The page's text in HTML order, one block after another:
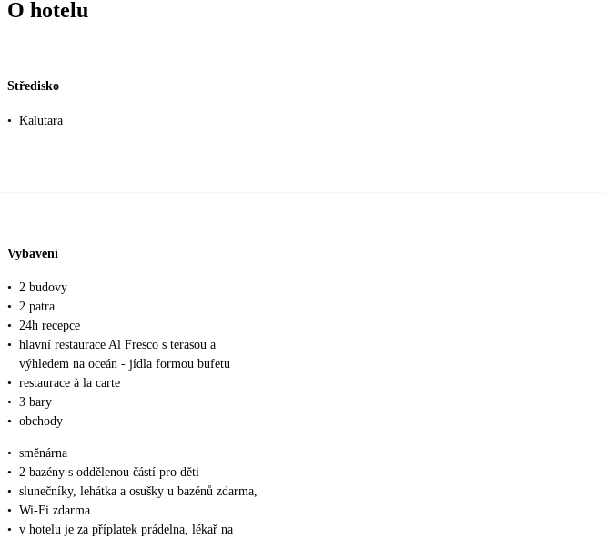
O hotelu
Středisko
• Kalutara
Vybavení
• 2 budovy
• 2 patra
• 24h recepce
• hlavní restaurace Al Fresco s terasou a
výhledem na oceán - jídla formou bufetu
• restaurace à la carte
• 3 bary
• obchody
• směnárna
• 2 bazény s oddělenou částí pro děti
• slunečníky, lehátka a osušky u bazénů zdarma,
• Wi-Fi zdarma
• v hotelu je za příplatek prádelna, lékař na